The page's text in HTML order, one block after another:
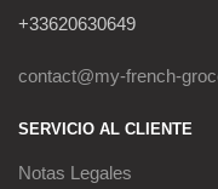
+33620630649
contact@my-french-
SERVICIO AL CLIENTE
Notas Legales